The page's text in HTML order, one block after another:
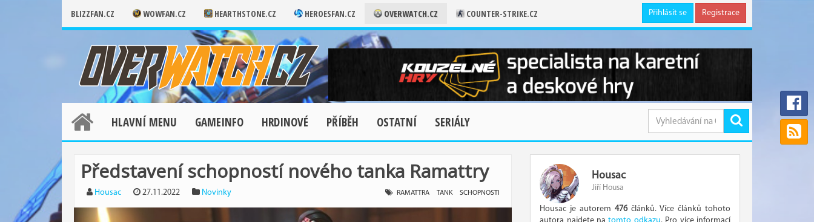
BLIZZFAN.CZ WOWFAN.CZ HEARTHSTONE.CZ HEROESFAN.CZ OVERWATCH.CZ COUNTER-STRIKE.CZ Přihlásit se Registrace
HLAVNÍ MENU GAMEINFO HRDINOVÉ PŘÍBĚH OSTATNÍ SERIÁLY
Představení schopností nového tanka Ramattry
Housac 27.11.2022 Novinky RAMATTRA TANK SCHOPNOSTI
Housac
Jiří Housa
Housac je autorem476článků. Více článků tohoto